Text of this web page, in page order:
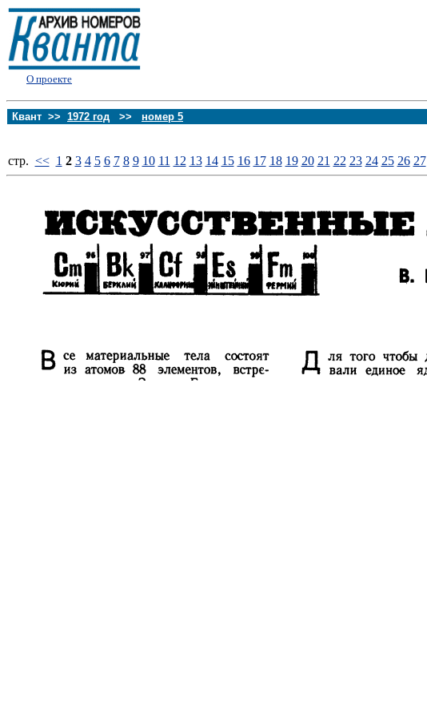
О проекте
Квант >> 1972 год >> номер 5
стp. << 1 2 3 4 5 6 7 8 9 10 11 12 13 14 15 16 17 18 19 20 21 22 23 24 25 26 27